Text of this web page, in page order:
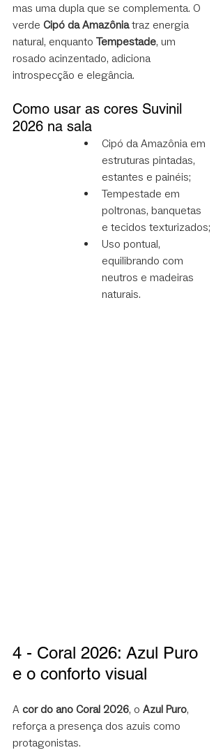
mas uma dupla que se complementa. O
verde Cipó da Amazônia traz energia
natural, enquanto Tempestade, um
rosado acinzentado, adiciona
introspecção e elegância.
Como usar as cores Suvinil
2026 na sala
Cipó da Amazônia em
estruturas pintadas,
estantes e painéis;
Tempestade em
poltronas, banquetas
e tecidos texturizados;
Uso pontual,
equilibrando com
neutros e madeiras
naturais.
4 - Coral 2026: Azul Puro
e o conforto visual
A cor do ano Coral 2026, o Azul Puro,
reforça a presença dos azuis como
protagonistas.